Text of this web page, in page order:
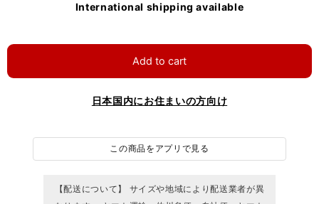
International shipping available
Add to cart
日本国内にお住まいの方向け
この商品をアプリで見る
【配送について】 サイズや地域により配送業者が異